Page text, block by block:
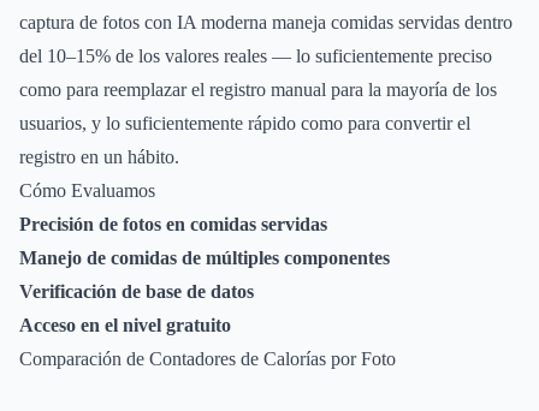
captura de fotos con IA moderna maneja comidas servidas dentro
del 10–15% de los valores reales — lo suficientemente preciso
como para reemplazar el registro manual para la mayoría de los
usuarios, y lo suficientemente rápido como para convertir el
registro en un hábito.
Cómo Evaluamos
Precisión de fotos en comidas servidas
Manejo de comidas de múltiples componentes
Verificación de base de datos
Acceso en el nivel gratuito
Comparación de Contadores de Calorías por Foto